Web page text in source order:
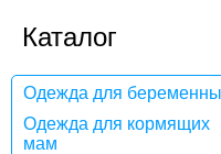
Каталог
Одежда для
Одежда для кормящих
мам